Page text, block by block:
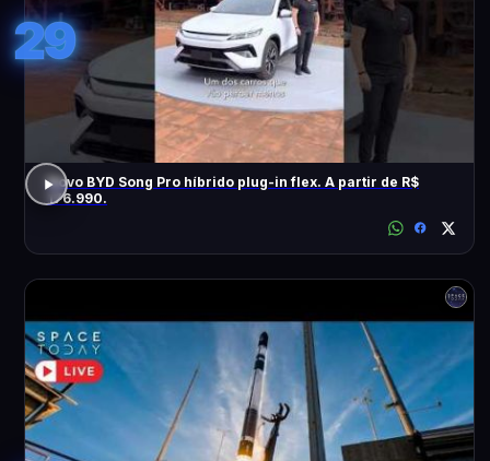
29
Novo BYD Song Pro híbrido plug-in flex. A partir de R$
176.990.